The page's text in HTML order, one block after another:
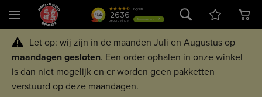
Let op: wij zijn in de maanden Juli en Augustus op
maandagengesloten. Een order ophalen in onze winkel
is dan niet mogelijk en er worden geen pakketten
verstuurd op deze maandagen.